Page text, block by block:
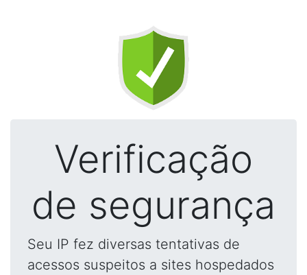
Verificação
de segurança
Seu IP fez diversas tentativas de
acessos suspeitos a sites hospedados